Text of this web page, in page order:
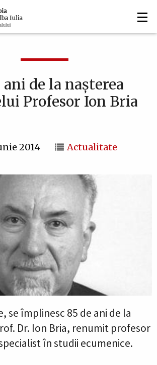
ani de la naşterea
Profesor Ion Bria
2014 Actualitate
se împlinesc 85 de ani de la
Dr. Ion Bria, renumit profesor
în studii ecumenice.